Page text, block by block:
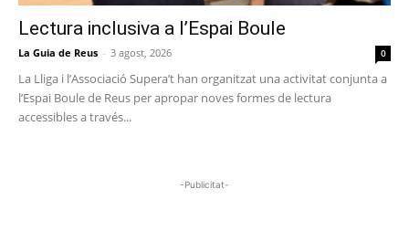
Lectura inclusiva a l’Espai Boule
La Guia de Reus - 3 agost, 2026 0
La Lliga i l’Associació Supera’t han organitzat una activitat conjunta a
l’Espai Boule de Reus per apropar noves formes de lectura
accessibles a través...
-Publicitat-